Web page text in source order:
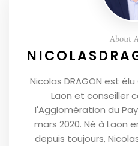
About
Nicolas DRAGON est
Laon et conseiller
l'Agglomération du
mars 2020. Né à Laon
depuis toujours,